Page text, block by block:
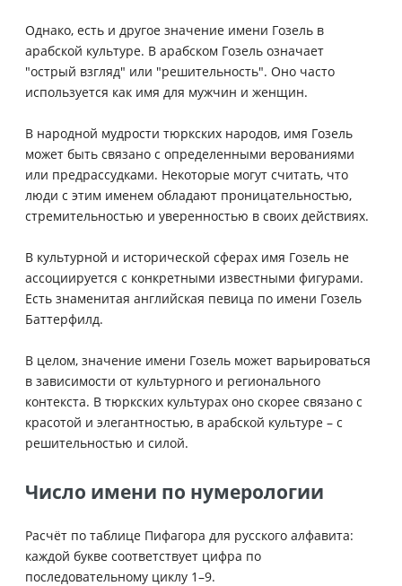
Однако, есть и другое значение имени Гозель в
арабской культуре. В арабском Гозель означает
"острый взгляд" или "решительность". Оно часто
используется как имя для мужчин и женщин.
В народной мудрости тюркских народов, имя Гозель
может быть связано с определенными верованиями
или предрассудками. Некоторые могут считать, что
люди с этим именем обладают проницательностью,
стремительностью и уверенностью в своих действиях.
В культурной и исторической сферах имя Гозель не
ассоциируется с конкретными известными фигурами.
Eсть знаменитая английская певица по имени Гозель
Баттерфилд.
В целом, значение имени Гозель может варьироваться
в зависимости от культурного и регионального
контекста. В тюркских культурах оно скорее связано с
красотой и элегантностью, в арабской культуре – с
решительностью и силой.
Число имени по нумерологии
Расчёт по таблице Пифагора для русского алфавита:
каждой букве соответствует цифра по
последовательному циклу 1–9.